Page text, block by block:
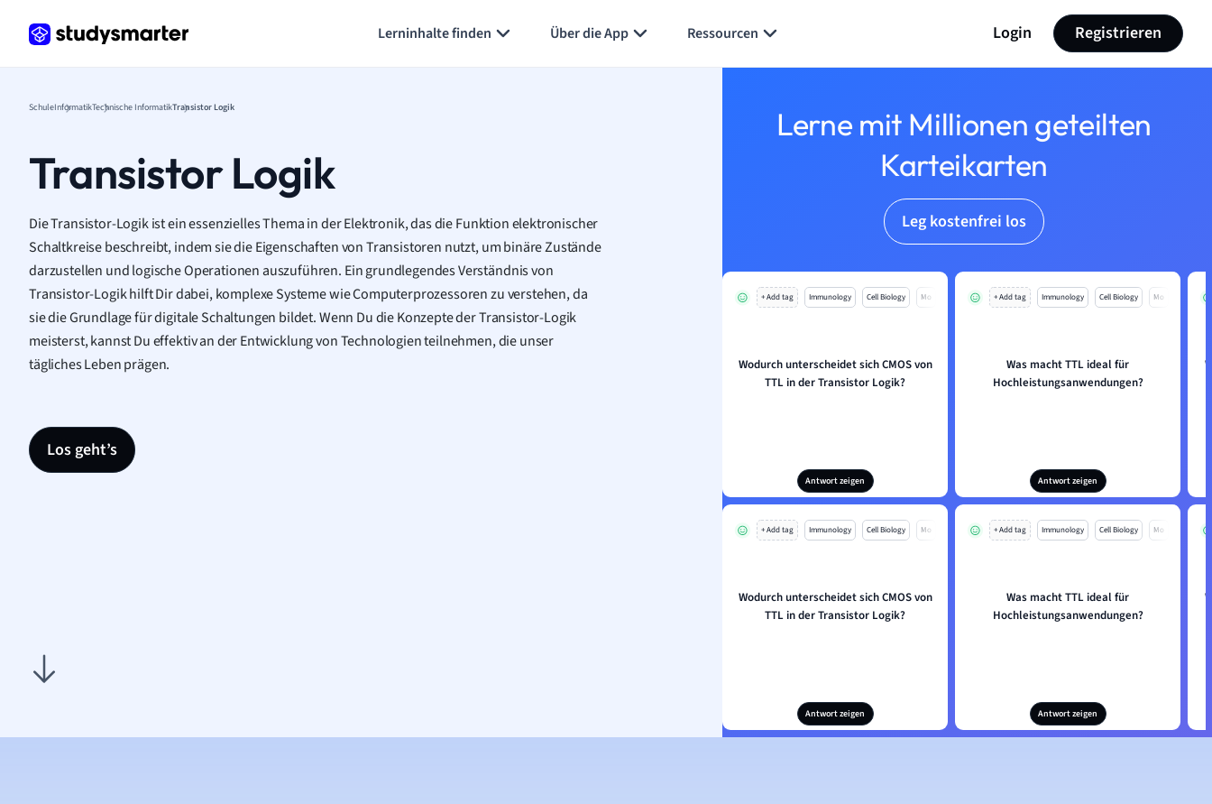
Lerninhalte finden Über die App Ressourcen Login Registrieren
SchuleInformatikTechnische InformatikTransistor Logik
Transistor Logik
Die Transistor-Logik ist ein essenzielles Thema in der Elektronik, das die Funktion elektronischer
Schaltkreise beschreibt, indem sie die Eigenschaften von Transistoren nutzt, um binäre Zustände
darzustellen und logische Operationen auszuführen. Ein grundlegendes Verständnis von
Transistor-Logik hilft Dir dabei, komplexe Systeme wie Computerprozessoren zu verstehen, da
sie die Grundlage für digitale Schaltungen bildet. Wenn Du die Konzepte der Transistor-Logik
meisterst, kannst Du effektiv an der Entwicklung von Technologien teilnehmen, die unser
tägliches Leben prägen.
Los geht’s
Lerne mit Millionen geteilten
Karteikarten
Leg kostenfrei los
+ Add tag Immunology Cell Biology Mo
Wodurch unterscheidet sich CMOS von
TTL in der Transistor Logik?
Antwort zeigen
+ Add tag Immunology Cell Biology Mo
Was macht TTL ideal für
Hochleistungsanwendungen?
Antwort zeigen
+ Add tag Immunology Cell Biology Mo
Wodurch unterscheidet sich CMOS von
TTL in der Transistor Logik?
Antwort zeigen
+ Add tag Immunology Cell Biology Mo
Was macht TTL ideal für
Hochleistungsanwendungen?
Antwort zeigen